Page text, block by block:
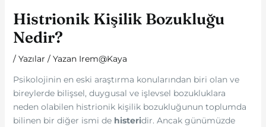
Histrionik Kişilik Bozukluğu
Nedir?
/ Yazılar / Yazan Irem@Kaya
Psikolojinin en eski araştırma konularından biri olan ve
bireylerde bilişsel, duygusal ve işlevsel bozukluklara
neden olabilen histrionik kişilik bozukluğunun toplumda
bilinen bir diğer ismi de histeridir. Ancak günümüzde